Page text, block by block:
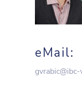
eMail: